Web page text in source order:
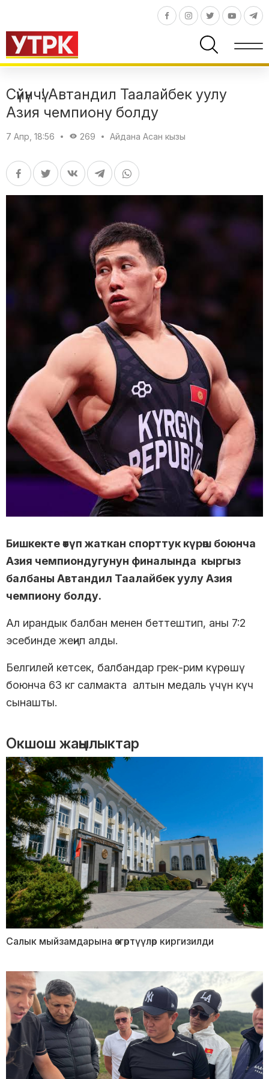
Сүйүнчү! Автандил Таалайбек уулу
Азия чемпиону болду
7 Апр, 18:56 269 Айдана Асан кызы
Бишкекте өтүп жаткан спорттук күрөш боюнча
Азия чемпиондугунун финалында кыргыз
балбаны Автандил Таалайбек уулу Азия
чемпиону болду.
Ал ирандык балбан менен беттештип, аны 7:2
эсебинде жеңип алды.
Белгилей кетсек, балбандар грек-рим күрөшү
боюнча 63 кг салмакта алтын медаль үчүн күч
сынашты.
Окшош жаңылыктар
Салык мыйзамдарына өзгөртүүлөр киргизилди